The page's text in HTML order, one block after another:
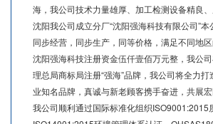
海，我公司技术力量雄厚、加工检测设备精良
沈阳我公司成立分厂“沈阳强海科技有限公司”
同步经营，同步生产，同等价格，满足不同地区
沈阳强海科技注册资金伍仟壹佰万元整，我公
理总局商标局注册“强海”品牌，我公司将全力
业知名品牌，真诚与新老顾客携手奋进，共展宏
我公司顺利通过国际标准化组织ISO9001:2015